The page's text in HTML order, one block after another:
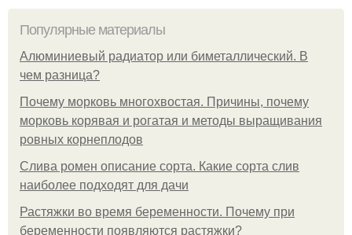
Популярные материалы
Алюминиевый радиатор или биметаллический. В
чем разница?
Почему морковь многохвостая. Причины, почему
морковь корявая и рогатая и методы выращивания
ровных корнеплодов
Слива ромен описание сорта. Какие сорта слив
наиболее подходят для дачи
Растяжки во время беременности. Почему при
беременности появляются растяжки?